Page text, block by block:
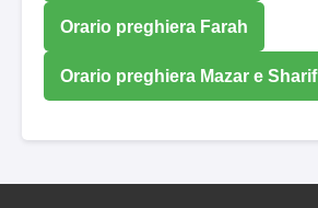
Orario preghiera Farah
Orario preghiera Mazar e Sharif